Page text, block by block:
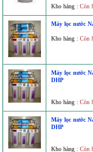
Kho hàng : Còn
Máy lọc nước
Kho hàng : Còn
Máy lọc nước
DHP
Kho hàng : Còn
Máy lọc nước
DHP
Kho hàng : Còn